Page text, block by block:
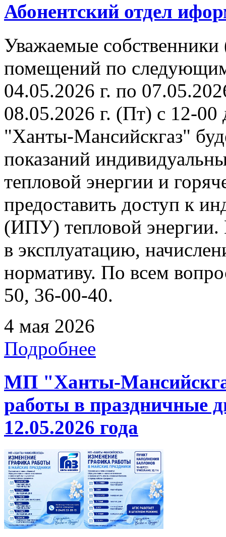
Абонентский отдел
Уважаемые
помещений по
04.05.2026 г. по
08.05.2026 г. (Пт) с 12-
"Ханты-Мансийскгаз"
показаний
тепловой энергии и
предоставить доступ к
(ИПУ) тепловой энергии.
в эксплуатацию,
нормативу. По всем
50, 36-00-40.
4 мая 2026
Подробнее
МП "Ханты-
работы в праздничные
12.05.2026 года